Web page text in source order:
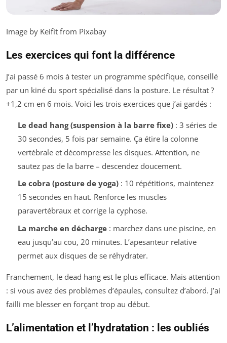
Image by Keifit from Pixabay
Les exercices qui font la différence
J’ai passé 6 mois à tester un programme spécifique, conseillé
par un kiné du sport spécialisé dans la posture. Le résultat ?
+1,2 cm en 6 mois. Voici les trois exercices que j’ai gardés :
Le dead hang (suspension à la barre fixe): 3 séries de
30 secondes, 5 fois par semaine. Ça étire la colonne
vertébrale et décompresse les disques. Attention, ne
sautez pas de la barre – descendez doucement.
Le cobra (posture de yoga): 10 répétitions, maintenez
15 secondes en haut. Renforce les muscles
paravertébraux et corrige la cyphose.
La marche en décharge: marchez dans une piscine, en
eau jusqu’au cou, 20 minutes. L’apesanteur relative
permet aux disques de se réhydrater.
Franchement, le dead hang est le plus efficace. Mais attention
: si vous avez des problèmes d’épaules, consultez d’abord. J’ai
failli me blesser en forçant trop au début.
L’alimentation et l’hydratation : les oubliés